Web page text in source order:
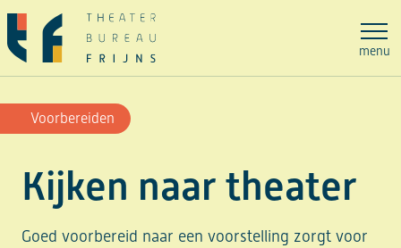
Ga
naar
de
inhoud
menu
Kijken naar theater
Goed voorbereid naar een voorstelling zorgt voor
Voorbereiden